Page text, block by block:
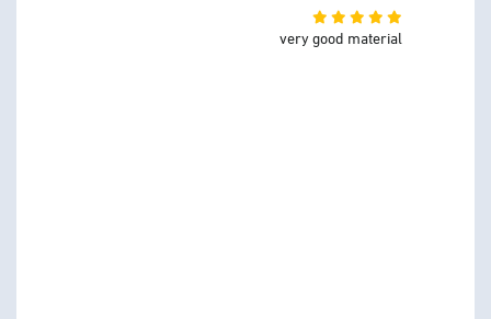
very good material